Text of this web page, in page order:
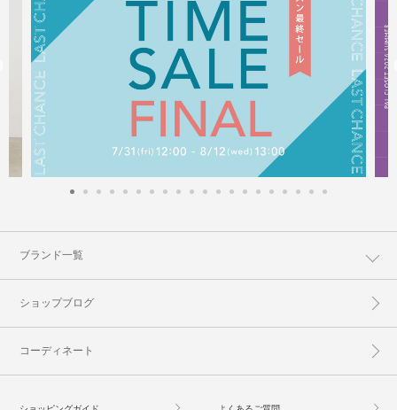
ブランド一覧
ショップブログ
コーディネート